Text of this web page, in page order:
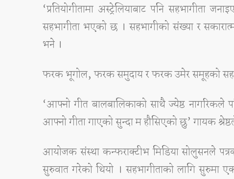
‘प्रतियोगीतामा अस्ट्रेलियाबाट पनि
सहभागीता भएको छ । सहभागीको संख्या र
भने ।
फरक भूगोल, फरक समुदाय र फरक उमेर समूहको
‘आफ्नो गीत बालबालिकाको साथै ज्येष्ठ नागरिकले
आफ्नो गीता गाएको सुन्दा म हौसिएको छु’ गायक
आयोजक संस्था कन्फराक्टीभ मिडिया सोलुसनले
सुरुवात गरेको थियो । सहभागीताको लागि सुरुमा